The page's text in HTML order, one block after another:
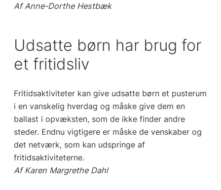
Af Anne-Dorthe Hestbæk
Udsatte børn har brug for
et fritidsliv
Fritidsaktiviteter kan give udsatte børn et pusterum
i en vanskelig hverdag og måske give dem en
ballast i opvæksten, som de ikke finder andre
steder. Endnu vigtigere er måske de venskaber og
det netværk, som kan udspringe af
fritidsaktiviteterne.
Af Karen Margrethe Dahl